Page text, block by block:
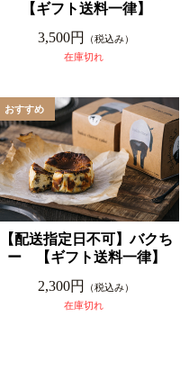
【ギフト送料一律】
3,500円
（税込み）
在庫切れ
【配送指定日不可】バクち
ー 【ギフト送料一律】
2,300円
（税込み）
在庫切れ